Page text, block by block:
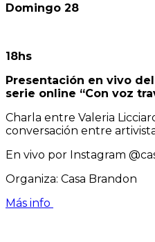
Domingo 28
18hs
Presentación en vivo
serie online “Con voz
Charla entre Valeria
conversación entre
En vivo por Instagram
Organiza: Casa Brandon
Más info